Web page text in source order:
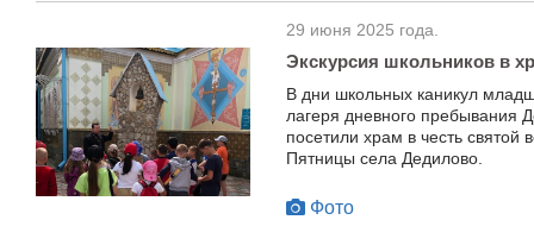
29 июня 2025 года.
Экскурсия школьников в
В дни школьных каникул
лагеря дневного пребывания
посетили храм в честь
Пятницы села Дедилово.
Фото